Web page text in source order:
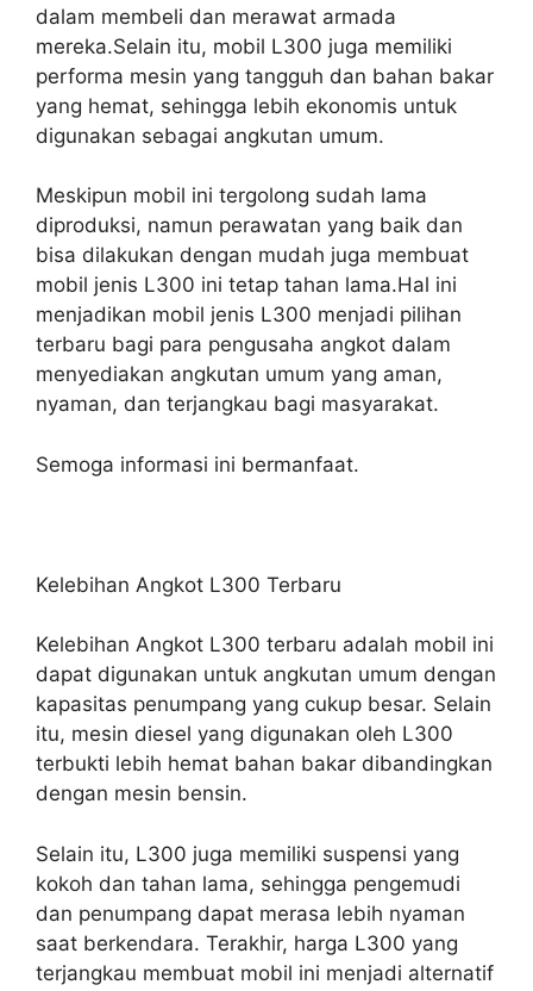
dalam membeli dan merawat armada
mereka.Selain itu, mobil L300 juga memiliki
performa mesin yang tangguh dan bahan bakar
yang hemat, sehingga lebih ekonomis untuk
digunakan sebagai angkutan umum.
Meskipun mobil ini tergolong sudah lama
diproduksi, namun perawatan yang baik dan
bisa dilakukan dengan mudah juga membuat
mobil jenis L300 ini tetap tahan lama.Hal ini
menjadikan mobil jenis L300 menjadi pilihan
terbaru bagi para pengusaha angkot dalam
menyediakan angkutan umum yang aman,
nyaman, dan terjangkau bagi masyarakat.
Semoga informasi ini bermanfaat.
Kelebihan Angkot L300 Terbaru
Kelebihan Angkot L300 terbaru adalah mobil ini
dapat digunakan untuk angkutan umum dengan
kapasitas penumpang yang cukup besar. Selain
itu, mesin diesel yang digunakan oleh L300
terbukti lebih hemat bahan bakar dibandingkan
dengan mesin bensin.
Selain itu, L300 juga memiliki suspensi yang
kokoh dan tahan lama, sehingga pengemudi
dan penumpang dapat merasa lebih nyaman
saat berkendara. Terakhir, harga L300 yang
terjangkau membuat mobil ini menjadi alternatif